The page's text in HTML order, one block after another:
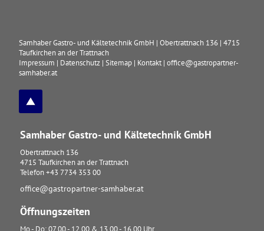
Samhaber Gastro- und Kältetechnik GmbH |Obertrattnach 136 |4715
Taufkirchen an der Trattnach
Impressum | Datenschutz |Sitemap | Kontakt |office@gastropartner-
samhaber.at
Samhaber Gastro- und Kältetechnik GmbH
Obertrattnach 136
4715 Taufkirchen an der Trattnach
Telefon +43 7734 353 00
office@gastropartner-samhaber.at
Öffnungszeiten
Mo - Do: 07.00 - 12.00 & 13.00 - 16.00 Uhr